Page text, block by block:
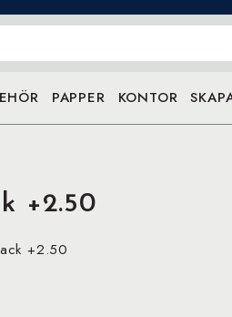
PAPPER KONTOR
+2.50
+2.50